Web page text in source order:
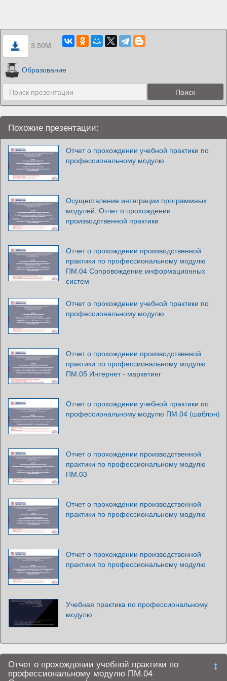
3.50M
Образование
Похожие презентации:
Отчет о прохождении учебной практики по
профессиональному модулю
Осуществление интеграции программных
модулей. Отчет о прохождении
производственной практики
Отчет о прохождении производственной
практики по профессиональному модулю
ПМ.04 Сопровождение информационных
систем
Отчет о прохождении учебной практики по
профессиональному модулю
Отчет о прохождении производственной
практики по профессиональному модулю
ПМ.05 Интернет - маркетинг
Отчет о прохождении учебной практики по
профессиональному модулю ПМ.04 (шаблон)
Отчет о прохождении производственной
практики по профессиональному модулю
ПМ.03
Отчет о прохождении производственной
практики по профессиональному модулю
Отчет о прохождении производственной
практики по профессиональному модулю
Учебная практика по профессиональному
модулю
Отчет о прохождении учебной практики по
профессиональному модулю ПМ.04